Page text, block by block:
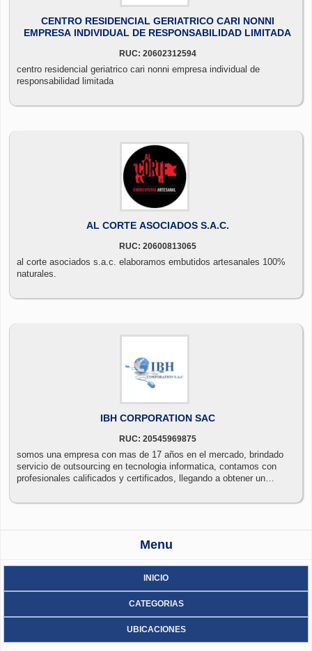
CENTRO RESIDENCIAL GERIATRICO CARI NONNI
EMPRESA INDIVIDUAL DE RESPONSABILIDAD LIMITADA
RUC: 20602312594
centro residencial geriatrico cari nonni empresa individual de
responsabilidad limitada
AL CORTE ASOCIADOS S.A.C.
RUC: 20600813065
al corte asociados s.a.c. elaboramos embutidos artesanales 100%
naturales.
IBH CORPORATION SAC
RUC: 20545969875
somos una empresa con mas de 17 años en el mercado, brindado
servicio de outsourcing en tecnologia informatica, contamos con
profesionales calificados y certificados, llegando a obtener un
es nuestra mayor garantia y es reconocida por nuestros clientes
Menu
INICIO
CATEGORIAS
UBICACIONES